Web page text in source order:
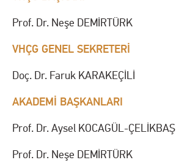
Prof. Dr. Neşe DEMİRTÜRK
VHÇG GENEL SEKRETERİ
Doç. Dr. Faruk KARAKEÇİLİ
AKADEMİ BAŞKANLARI
Prof. Dr. Aysel KOCAGÜL-ÇELİKBAŞ
Prof. Dr. Neşe DEMİRTÜRK